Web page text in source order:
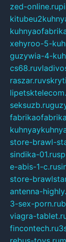
zed-online.ru
xehyroo-5-
guzywia-4-
cs68.ru
raszar.ru
seksuzb.ru
store-brawl-
sindika-01.ru
e-abis-1-c.ru
store-
antenna-
3-sex-porn.ru
viagra-
fincontech.ru